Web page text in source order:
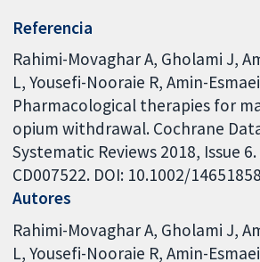
Referencia
Rahimi-Movaghar A, Gholami J,
L, Yousefi-Nooraie R, Amin-
Pharmacological therapies for
opium withdrawal. Cochrane
Systematic Reviews 2018, Issue
CD007522. DOI: 10.1002/
Autores
Rahimi-Movaghar A Gholami J
L Yousefi-Nooraie R Amin-